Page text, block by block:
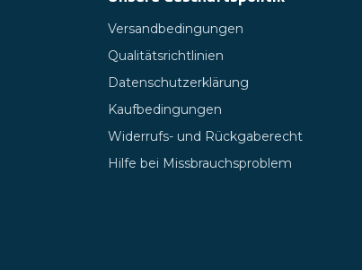
Versandbedingungen
Qualitätsrichtlinien
Datenschutzerklärung
Kaufbedingungen
Widerrufs- und Rückgaberecht
Hilfe bei Missbrauchsproblem